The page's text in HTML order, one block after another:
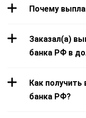
Почему
Заказал(а)
банка РФ в
Как получить
банка РФ?